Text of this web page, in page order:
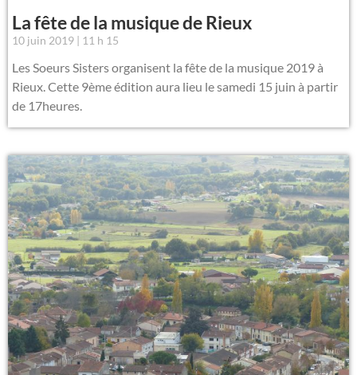
La fête de la musique de Rieux
10 juin 2019 11 h 15
Les Soeurs Sisters organisent la fête de la musique 2019 à
Rieux. Cette 9ème édition aura lieu le samedi 15 juin à partir
de 17heures.